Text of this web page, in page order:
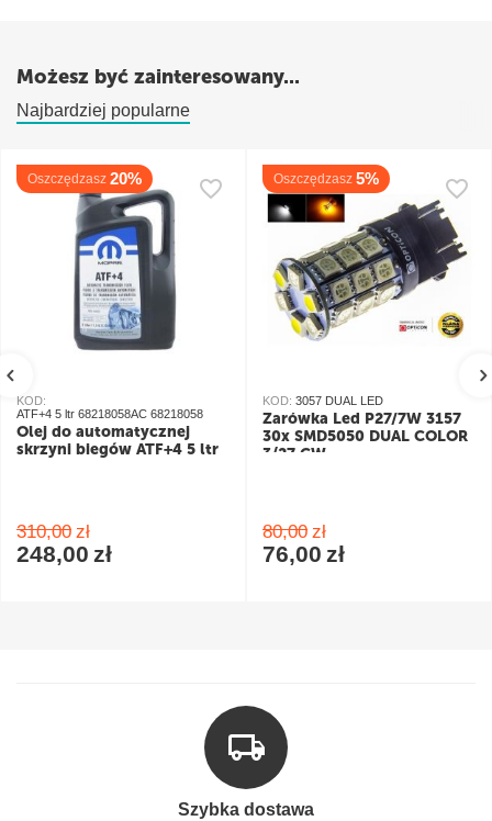
Możesz być zainteresowany...
Najbardziej popularne
Oszczędzasz 20%
KOD:
ATF+4 5 ltr 68218058AC 68218058
Olej do automatycznej
skrzyni biegów ATF+4 5 ltr
310,00 zł
248,00 zł
Oszczędzasz 5%
KOD: 3057 DUAL LED
Żarówka Led P27/7W 3157
30x SMD5050 DUAL COLOR
3/27 CW
80,00 zł
76,00 zł
Szybka dostawa